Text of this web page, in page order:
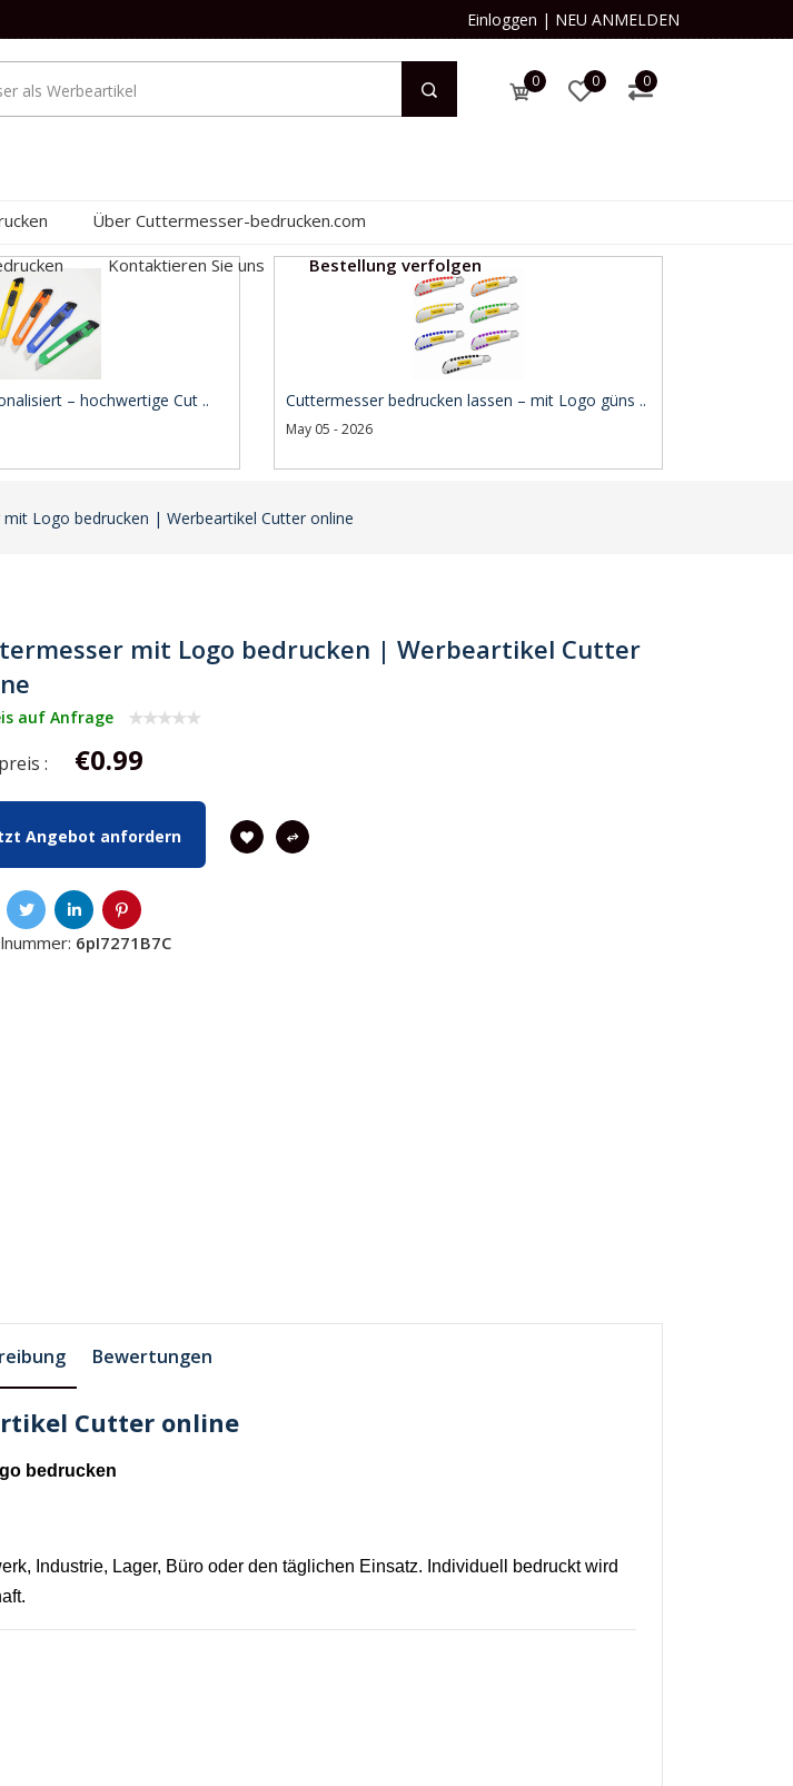
Einloggen | NEU ANMELDEN
0 0 0
Über Cuttermesser-bedrucken.com
Kontaktieren Sie uns Bestellung verfolgen
– hochwertige Cut .. Cuttermesser bedrucken lassen – mit Logo güns ..
May 05 - 2026
Logo bedrucken | Werbeartikel Cutter online
mit Logo bedrucken | Werbeartikel Cutter
auf Anfrage
: €0.99
Angebot anfordern
6pI7271B7C
Bewertungen
Cutter online
bedrucken
Industrie, Lager, Büro oder den täglichen Einsatz. Individuell bedruckt wird